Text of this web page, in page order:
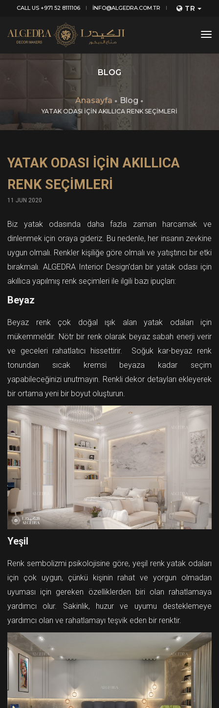
CALL US +971 52 8111106 INFO@ALGEDRA.COM.TR TR
BLOG
Anasayfa Blog
YATAK ODASI İÇİN AKILLICA RENK SEÇİMLERİ
YATAK ODASI İÇİN AKILLICA
RENK SEÇİMLERİ
11 JUN 2020
Biz yatak odasında daha fazla zaman harcamak ve
dinlenmek için oraya gideriz. Bu nedenle, her insanın zevkine
uygun olmalı. Renkler kişiliğe göre olmalı ve yatıştırıcı bir etki
bırakmalı. ALGEDRA Interior Design'dan bir yatak odası için
akıllıca yapılmış renk seçimleri ile ilgili bazı ipuçları:
Beyaz
Beyaz renk çok doğal ışık alan yatak odaları için
mükemmeldir. Nötr bir renk olarak beyaz sabah enerji verir
ve geceleri rahatlatıcı hissettirir. Soğuk kar-beyaz renk
tonundan sıcak kremsi beyaza kadar seçim
yapabileceğinizi unutmayın. Renkli dekor detayları ekleyerek
bir ortama yeni bir boyut oluşturun.
Yeşil
Renk sembolizmi psikolojisine göre, yeşil renk yatak odaları
için çok uygun, çünkü kişinin rahat ve yorgun olmadan
uyuması için gereken özelliklerden biri olan rahatlamaya
yardımcı olur. Sakinlik, huzur ve uyumu desteklemeye
yardımcı olan ve rahatlamayı teşvik eden bir renktir.